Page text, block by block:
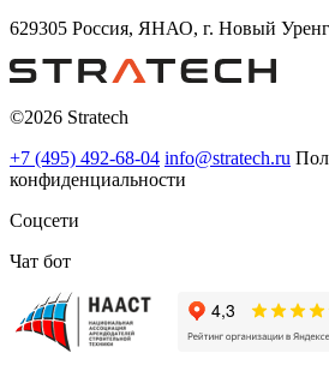
629305 Россия, ЯНАО, г. Новый
©2026 Stratech
+7 (495) 492-68-04 info@stratech.ru
конфиденциальности
Соцсети
Чат бот